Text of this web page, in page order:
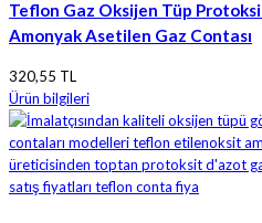
Teflon Gaz Oksijen Tüp
Amonyak Asetilen Gaz Contası
320,55 TL
Ürün bilgileri